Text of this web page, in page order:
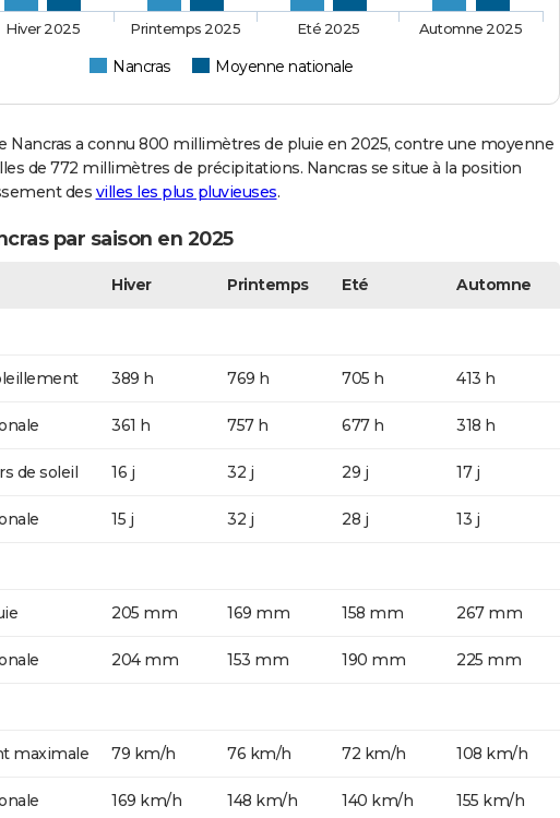
Nancras Moyenne nationale
Hiver 2025 Printemps 2025 Eté 2025 Automne 2025
Nancras a connu 800 millimètres de pluie en 2025, contre une moyenne
de 772 millimètres de précipitations. Nancras se situe à la position
des villes les plus pluvieuses.
par saison en 2025
Hiver Printemps Eté Automne
389 h 769 h 705 h 413 h
361 h 757 h 677 h 318 h
de soleil 16 j 32 j 29 j 17 j
15 j 32 j 28 j 13 j
205 mm 169 mm 158 mm 267 mm
204 mm 153 mm 190 mm 225 mm
maximale 79 km/h 76 km/h 72 km/h 108 km/h
169 km/h 148 km/h 140 km/h 155 km/h